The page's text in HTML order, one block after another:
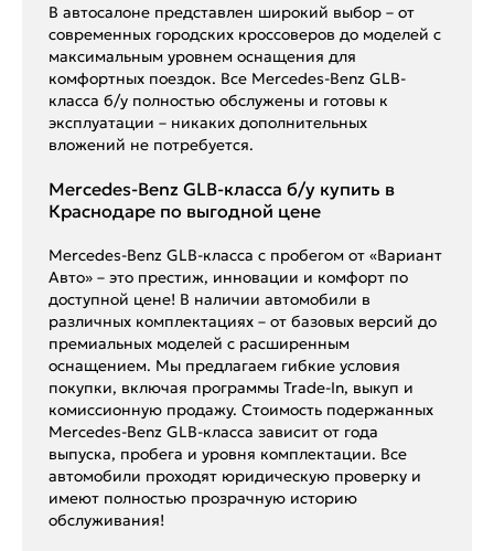
В автосалоне представлен широкий выбор – от
современных городских кроссоверов до моделей с
максимальным уровнем оснащения для
комфортных поездок. Все Mercedes-Benz GLB-
класса б/у полностью обслужены и готовы к
эксплуатации – никаких дополнительных
вложений не потребуется.
Mercedes-Benz GLB-класса б/у купить в
Краснодаре по выгодной цене
Mercedes-Benz GLB-класса с пробегом от «Вариант
Авто» – это престиж, инновации и комфорт по
доступной цене! В наличии автомобили в
различных комплектациях – от базовых версий до
премиальных моделей с расширенным
оснащением. Мы предлагаем гибкие условия
покупки, включая программы Trade-In, выкуп и
комиссионную продажу. Стоимость подержанных
Mercedes-Benz GLB-класса зависит от года
выпуска, пробега и уровня комплектации. Все
автомобили проходят юридическую проверку и
имеют полностью прозрачную историю
обслуживания!